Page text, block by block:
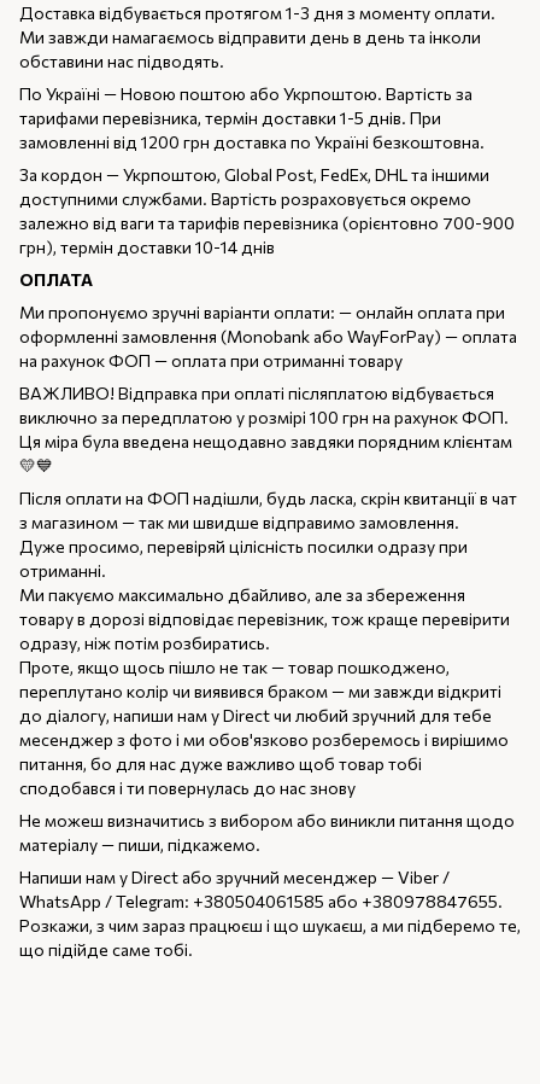
Доставка відбувається протягом 1-3 дня з моменту оплати.
Ми завжди намагаємось відправити день в день та інколи
обставини нас підводять.
По Україні — Новою поштою або Укрпоштою. Вартість за
тарифами перевізника, термін доставки 1-5 днів. При
замовленні від 1200 грн доставка по Україні безкоштовна.
За кордон — Укрпоштою, Global Post, FedEx, DHL та іншими
доступними службами. Вартість розраховується окремо
залежно від ваги та тарифів перевізника (орієнтовно 700-900
грн), термін доставки 10-14 днів
ОПЛАТА
Ми пропонуємо зручні варіанти оплати: — онлайн оплата при
оформленні замовлення (Monobank або WayForPay) — оплата
на рахунок ФОП — оплата при отриманні товару
ВАЖЛИВО! Відправка при оплаті післяплатою відбувається
виключно за передплатою у розмірі 100 грн на рахунок ФОП.
Ця міра була введена нещодавно завдяки порядним клієнтам
💛💙
Після оплати на ФОП надішли, будь ласка, скрін квитанції в чат
з магазином — так ми швидше відправимо замовлення.
Дуже просимо, перевіряй цілісність посилки одразу при
отриманні.
Ми пакуємо максимально дбайливо, але за збереження
товару в дорозі відповідає перевізник, тож краще перевірити
одразу, ніж потім розбиратись.
Проте, якщо щось пішло не так — товар пошкоджено,
переплутано колір чи виявився браком — ми завжди відкриті
до діалогу, напиши нам у Direct чи любий зручний для тебе
месенджер з фото і ми обов'язково розберемось і вирішимо
питання, бо для нас дуже важливо щоб товар тобі
сподобався і ти повернулась до нас знову
Не можеш визначитись з вибором або виникли питання щодо
матеріалу — пиши, підкажемо.
Напиши нам у Direct або зручний месенджер — Viber /
WhatsApp / Telegram: +380504061585 або +380978847655.
Розкажи, з чим зараз працюєш і що шукаєш, а ми підберемо те,
що підійде саме тобі.